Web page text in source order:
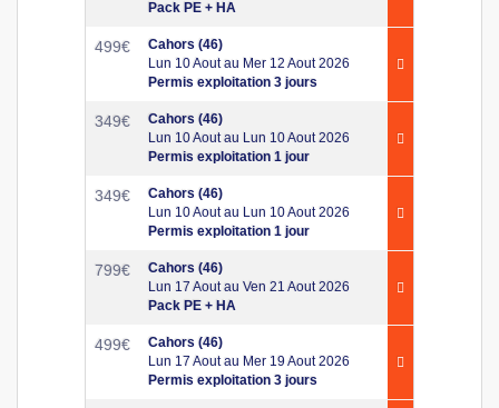
Pack PE + HA
499€
Cahors (46)
Lun 10 Aout au Mer 12 Aout 2026
Permis exploitation 3 jours
349€
Cahors (46)
Lun 10 Aout au Lun 10 Aout 2026
Permis exploitation 1 jour
349€
Cahors (46)
Lun 10 Aout au Lun 10 Aout 2026
Permis exploitation 1 jour
799€
Cahors (46)
Lun 17 Aout au Ven 21 Aout 2026
Pack PE + HA
499€
Cahors (46)
Lun 17 Aout au Mer 19 Aout 2026
Permis exploitation 3 jours